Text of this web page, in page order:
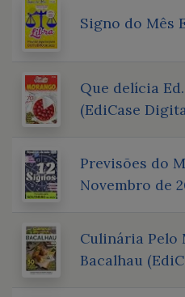
Signo do Mês
Que delícia
(EdiCase
Previsões do
Novembro de
Culinária Pelo
Bacalhau